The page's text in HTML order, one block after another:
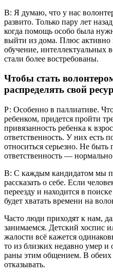
В: Я думаю, что у нас
развито. Только пару лет
когда помощь особо была
выйти из дома. Плюс активно
обучение, интеллектуальных
стали более востребованы.
Чтобы стать
распределять свой
Р: Особенно в паллиативе.
ребенком, придется пройти
привязанность ребенка к
ответственность. У них есть
относиться серьезно. Не быть
ответственность —
В: С каждым кандидатом мы
рассказать о себе. Если
переезду и находится в
будет хватать времени на
Часто люди приходят к нам,
занимаемся. Детский хоспис
жалости всё кажется
то из близких недавно умер и
раны этим общением. В
отказывать.